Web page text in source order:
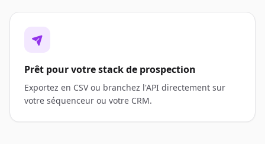
Prêt pour votre stack de prospection
Exportez en CSV ou branchez l'API directement sur
votre séquenceur ou votre CRM.